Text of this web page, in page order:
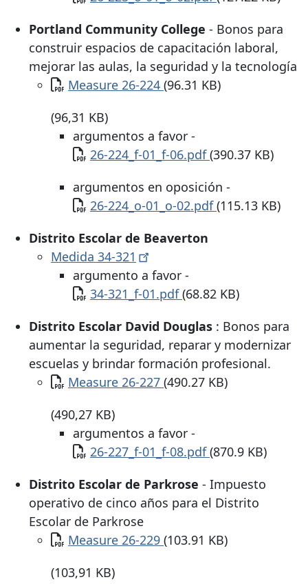
Portland Community College - Bonos para
construir espacios de capacitación laboral,
mejorar las aulas, la seguridad y la tecnología
Documento
Measure 26-224 (96.31 KB)
(96,31 KB)
argumentos a favor -
Documento
26-224_f-01_f-06.pdf(390.37 KB)
argumentos en oposición -
Documento
26-224_o-01_o-02.pdf(115.13 KB)
Distrito Escolar de Beaverton
Medida 34-321
argumento a favor -
Documento
34-321_f-01.pdf(68.82 KB)
Distrito Escolar David Douglas : Bonos para
aumentar la seguridad, reparar y modernizar
escuelas y brindar formación profesional.
Documento
Measure 26-227 (490.27 KB)
(490,27 KB)
argumentos a favor -
Documento
26-227_f-01_f-08.pdf(870.9 KB)
Distrito Escolar de Parkrose - Impuesto
operativo de cinco años para el Distrito
Escolar de Parkrose
Documento
Measure 26-229 (103.91 KB)
(103,91 KB)